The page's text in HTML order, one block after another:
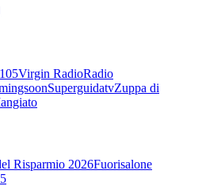
Virgin RadioRadio
SuperguidatvZuppa di
Risparmio 2026Fuorisalone